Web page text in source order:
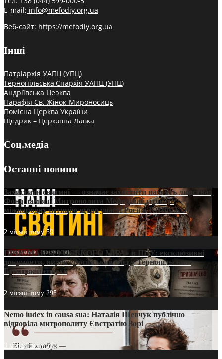
E-mail: info@mefodiy.org.ua
Веб-сайт: https://mefodiy.org.ua
Інші
Патріархія УАПЦ (УПЦ)
Тернопільська Єпархія УАПЦ (УПЦ)
Андріївська Церква
Парафія Св. Жінок-Мироносиць
Помісна Церква України
Щедрик – Церковна Лавка
Соц.медіа
Останні новини
Захистити святині — означає захистити пам’ять людства:
Фонд пам’яті Митрополита Мефодія підтримує
міжнародну петицію щодо участі Росії в ЮНЕСКО
2 місяці тому59
ПРИСМАК «РУССЬКОГО МІРА» в ПЦУ: ексклюзивні
документи, вирок і російський слід у Тернопільсько-
Бучацькій єпархії
2 місяці тому 295
Nemo iudex in causa sua: Наталія Шевчук публічно
відповіла митрополиту Євстратію Зорі
3 місяці тому213